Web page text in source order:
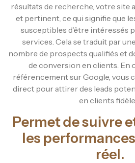
résultats de recherche, votre site
et pertinent, ce qui signifie que
susceptibles d’être intéressés
services. Cela se traduit par
nombre de prospects qualifiés et
de conversion en clients. En
référencement sur Google, vous
direct pour attirer des leads
en clients
Permet de suivre
les
réel.